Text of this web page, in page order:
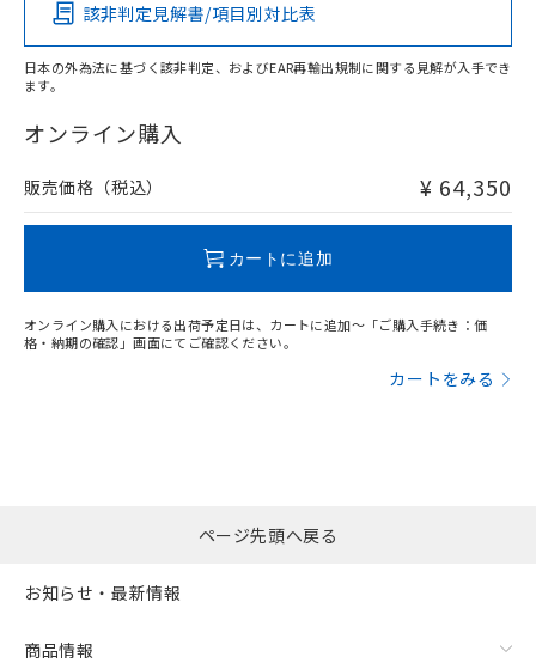
O
在庫等で未対応品が混在する可能性があります。
問い合わせください。
該非判定見解書/項目別対比表
日本の外為法に基づく該非判定、およびEAR再輸出規制に関する見解が入手でき
ます。
オンライン購入
販売価格（税込） ¥ 64,350
カートに追加
オンライン購入における出荷予定日は、カートに追加～「ご購入手続き：価
格・納期の確認」画面にてご確認ください。
カートをみる
ページ先頭へ戻る
お知らせ・最新情報
商品情報